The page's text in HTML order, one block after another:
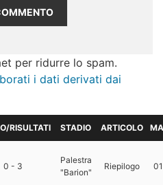
per ridurre lo spam.
i dati derivati dai
RISULTATI STADIO ARTICOLO
0 - 3
Palestra
"Barion"
Riepilogo